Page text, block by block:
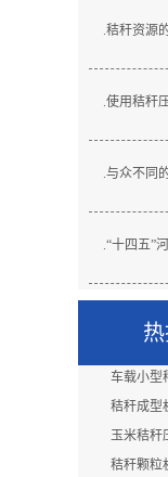
.秸秆资源
.使用秸秆
.与众不同
.“十四五”
车载小型
秸秆成型
玉米秸秆
秸秆颗粒